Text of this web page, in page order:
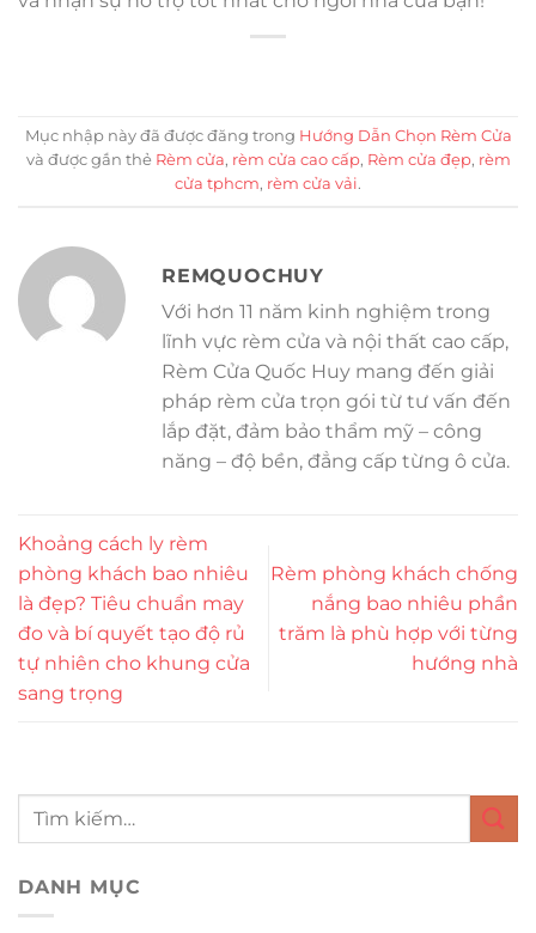
Mục nhập này đã được đăng trong Hướng Dẫn Chọn Rèm Cửa
và được gắn thẻ Rèm cửa, rèm cửa cao cấp, Rèm cửa đẹp, rèm
cửa tphcm, rèm cửa vải.
REMQUOCHUY
Với hơn 11 năm kinh nghiệm trong
lĩnh vực rèm cửa và nội thất cao cấp,
Rèm Cửa Quốc Huy mang đến giải
pháp rèm cửa trọn gói từ tư vấn đến
lắp đặt, đảm bảo thẩm mỹ – công
năng – độ bền, đẳng cấp từng ô cửa.
Khoảng cách ly rèm
phòng khách bao nhiêu
là đẹp? Tiêu chuẩn may
đo và bí quyết tạo độ rủ
tự nhiên cho khung cửa
sang trọng
Rèm phòng khách chống
nắng bao nhiêu phần
trăm là phù hợp với từng
hướng nhà
DANH MỤC